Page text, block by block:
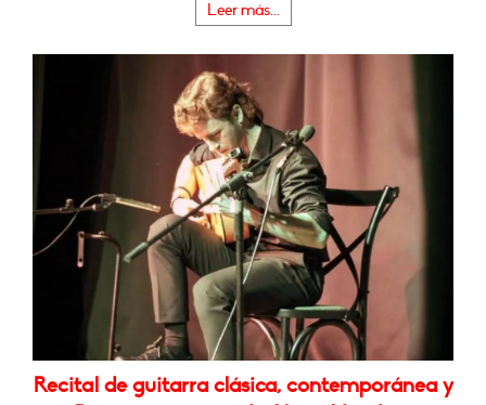
Leer más...
Recital de guitarra clásica, contemporánea y